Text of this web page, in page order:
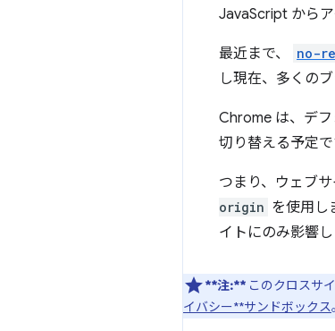
JavaScript からア
最近まで、 no-
し現在、多くの
Chrome は、デ
切り替える予定
つまり、ウェブ
origin を使用し
イトにのみ影響し
**注:** このクロスサ
イバシー**サンドボックス。